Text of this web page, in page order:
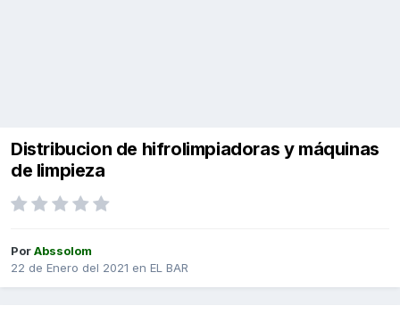
Distribucion de hifrolimpiadoras y máquinas
de limpieza
PorAbssolom
22 de Enero del 2021 en EL BAR